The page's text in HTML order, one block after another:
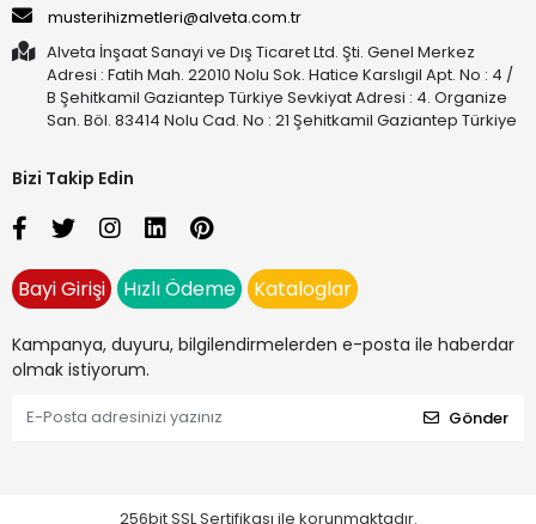
musterihizmetleri@alveta.com.tr
Alveta İnşaat Sanayi ve Dış Ticaret Ltd. Şti. Genel Merkez
Adresi : Fatih Mah. 22010 Nolu Sok. Hatice Karslıgil Apt. No : 4 /
B Şehitkamil Gaziantep Türkiye Sevkiyat Adresi : 4. Organize
San. Böl. 83414 Nolu Cad. No : 21 Şehitkamil Gaziantep Türkiye
Bizi Takip Edin
Bayi Girişi Hızlı Ödeme Kataloglar
Kampanya, duyuru, bilgilendirmelerden e-posta ile haberdar
olmak istiyorum.
Gönder
256bit SSL Sertifikası ile korunmaktadır.